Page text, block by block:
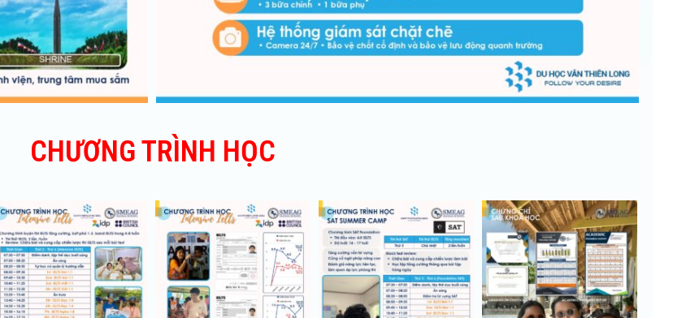
CHƯƠNG TRÌNH HỌC